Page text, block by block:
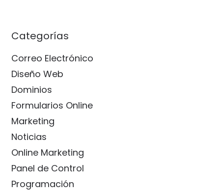
Categorías
Correo Electrónico
Diseño Web
Dominios
Formularios Online
Marketing
Noticias
Online Marketing
Panel de Control
Programación